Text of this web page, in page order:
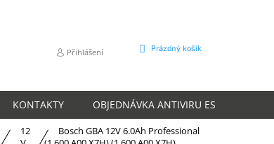
Přihlášení
NÁKUPNÍ
Prázdný košík
KONTAKTY OBJEDNÁVKA ANTIVIRU ESET
12
Bosch GBA 12V 6.0Ah Professional